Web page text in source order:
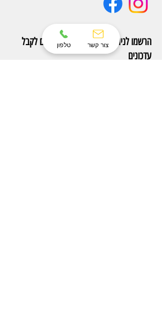
הרשמו לניוזלטר שלנו ותהיו הראשונים לקבל
עדכונים
טלפון צור קשר